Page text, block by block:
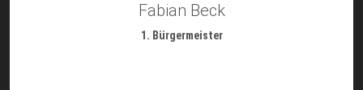
Fabian Beck
1. Bürgermeister